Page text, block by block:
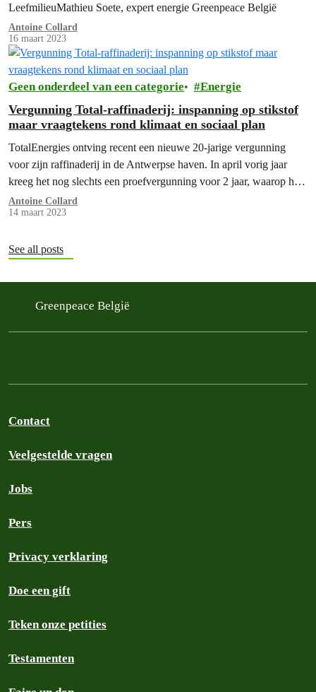
LeefmilieuMathieu Soete, expert energie Greenpeace België
Antoine Collard
16 maart 2023
Geen onderdeel van een categorie Energie
Vergunning Total-raffinaderij: inspanning op stikstof
maar vraagtekens rond klimaat en sociaal plan
TotalEnergies ontving recent een nieuwe 20-jarige vergunning
voor zijn raffinaderij in de Antwerpse haven. In april vorig jaar
kreeg het nog slechts een proefvergunning voor 2 jaar, waarop het
eind…
Antoine Collard
14 maart 2023
See all posts
Greenpeace België
Contact
Veelgestelde vragen
Jobs
Pers
Privacy verklaring
Doe een gift
Teken onze petities
Testamenten